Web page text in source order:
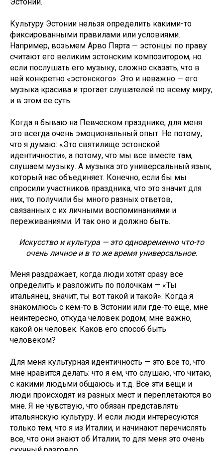
Культуру Эстонии нельзя определить какими-то
фиксированными правилами или условиями.
Например, возьмем Арво Пярта — эстонцы по праву
считают его великим эстонским композитором, но
если послушать его музыку, сложно сказать, что в
ней конкретно «эстонского». Это и неважно — его
музыка красива и трогает слушателей по всему миру,
и в этом ее суть.
Когда я бываю на Певческом празднике, для меня
это всегда очень эмоциональный опыт. Не потому,
что я думаю: «Это святилище эстонской
идентичности», а потому, что мы все вместе там,
слушаем музыку. А музыка это универсальный язык,
который нас объединяет. Конечно, если бы мы
спросили участников праздника, что это значит для
них, то получили бы много разных ответов,
связанных с их личными воспоминаниями и
переживаниями. И так оно и должно быть.
Искусство и культура — это одновременно что-то
очень личное и в то же время универсальное.
Меня раздражает, когда люди хотят сразу все
определить и разложить по полочкам — «Ты
итальянец, значит, ты вот такой и такой». Когда я
знакомлюсь с кем-то в Эстонии или где-то еще, мне
неинтересно, откуда человек родом; мне важно,
какой он человек. Каков его способ быть
человеком?
Для меня культурная идентичность — это все то, что
мне нравится делать: что я ем, что слушаю, что читаю,
с какими людьми общаюсь и т.д. Все эти вещи и
люди происходят из разных мест и переплетаются во
мне. Я не чувствую, что обязан представлять
итальянскую культуру. И если люди интересуются
только тем, что я из Италии, и начинают перечислять
все, что они знают об Италии, то для меня это очень